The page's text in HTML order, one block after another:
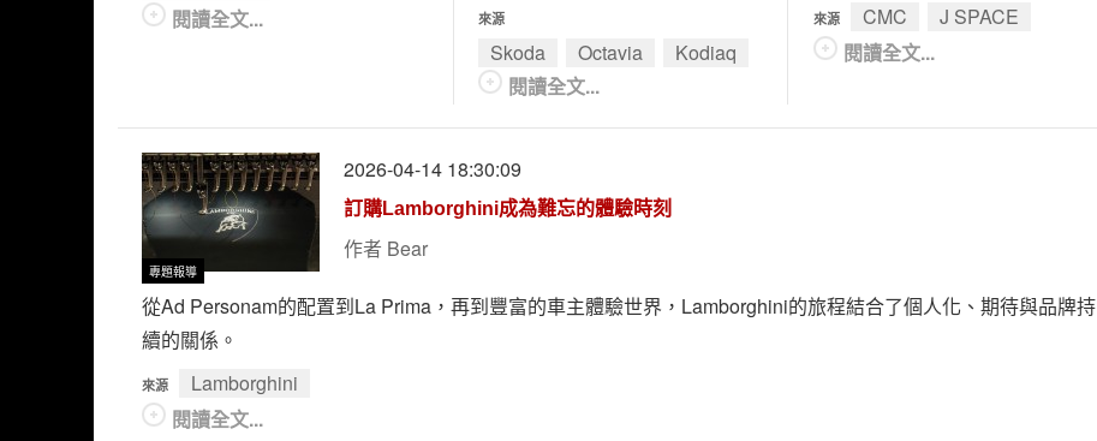
閱讀全文...
來源
Skoda Octavia
Kodiaq
閱讀全文...
來源 CMC
J SPACE
閱讀全文...
專題報導
2026-04-14 18:30:09
訂購Lamborghini成為難忘的體驗時刻
作者 Bear
從Ad Personam的配置到La Prima，再到豐富的車主體驗世界，Lamborghini的旅程結合了個人化、期待與品牌持
續的關係。
來源
Lamborghini
閱讀全文...